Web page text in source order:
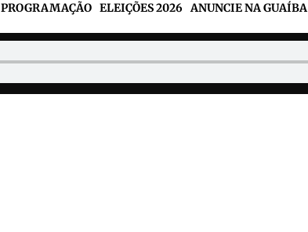
PROGRAMAÇÃO ELEIÇÕES 2026 ANUNCIE NA GUAÍBA